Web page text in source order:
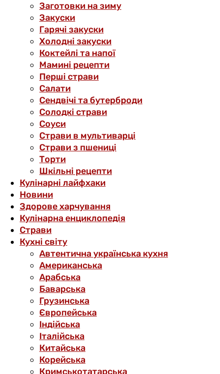
Заготовки на зиму
Закуски
Гарячі закуски
Холодні закуски
Коктейлі та напої
Мамині рецепти
Перші страви
Салати
Сендвічі та бутерброди
Солодкі страви
Соуси
Страви в мультиварці
Страви з пшениці
Торти
Шкільні рецепти
Кулінарні лайфхаки
Новини
Здорове харчування
Кулінарна енциклопедія
Страви
Кухні світу
Автентична українська кухня
Американська
Арабська
Баварська
Грузинська
Європейська
Індійська
Італійська
Китайська
Корейська
Кримськотатарська